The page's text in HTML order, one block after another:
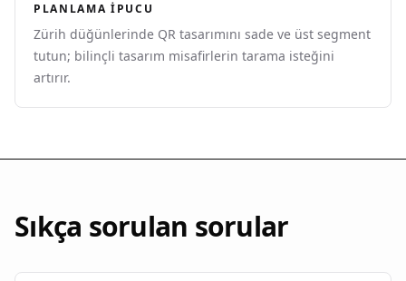
PLANLAMA IPUCU
Zürih düğünlerinde QR tasarımını sade ve üst segment
tutun; bilinçli tasarım misafirlerin tarama isteğini
artırır.
Sıkça sorulan sorular